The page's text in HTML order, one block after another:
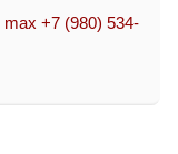
max +7 (980) 534-